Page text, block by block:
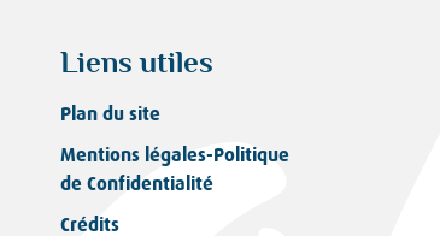
Liens utiles
Plan du site
Mentions légales-Politique
de Confidentialité
Crédits